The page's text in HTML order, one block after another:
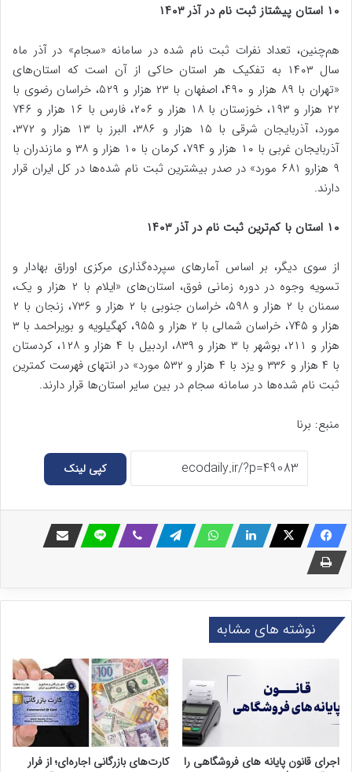
۱۰ استان پیشتاز ثبت نام در آذر ۱۴۰۳
هم‌چنین، تعداد نفرات ثبت نام شده در سامانه «سجام» در آذر ماه
سال ۱۴۰۳ به تفکیک هر استان حاکی از آن است که استان‌های
«تهران با ۸۹ هزار و ۴۹۰، اصفهان با ۲۳ هزار و ۵۲۹، خراسان رضوی با
۲۲ هزار و ۱۹۳، خوزستان با ۱۸ هزار و ۲۰۶، فارس با ۱۶ هزار و ۷۴۶
مورد، آذربایجان شرقی با ۱۵ هزار و ۳۸۶، البرز با ۱۳ هزار و ۳۷۲،
آذربایجان غربی با ۱۰ هزار و ۷۹۴، کرمان با ۱۰ هزار و ۳۸ و مازندران با
۹ هزارو ۶۸۱ مورد» در صدر بیشترین ثبت نام شده‌ها در کل ایران قرار
دارند.
۱۰ استان با کم‌ترین ثبت نام در آذر ۱۴۰۳
از سوی دیگر، بر اساس آمار‌های سپرده‌گذاری مرکزی اوراق بهادار و
تسویه وجوه در دوره زمانی فوق، استان‌های «ایلام با ۲ هزار و یک،
سمنان با ۲ هزار و ۵۹۸، خراسان جنوبی با ۲ هزار و ۷۳۶، زنجان با ۲
هزار و ۷۴۵، خراسان شمالی با ۲ هزار و ۹۵۵، کهگیلویه و بویراحمد با ۳
هزار و ۲۱۱، بوشهر با ۳ هزار و ۸۳۹، اردبیل با ۴ هزار و ۱۲۸، کردستان
با ۴ هزار و ۳۳۶ و یزد با ۴ هزار و ۵۳۲ مورد» در انتهای فهرست کمترین
ثبت نام شده‌ها در سامانه سجام در بین سایر استان‌ها قرار دارند.
منبع: برنا
کپی لینک
نوشته های مشابه
کارت‌های بازرگانی اجاره‌ای؛ از فرار
اجرای قانون پایانه های فروشگاهی را